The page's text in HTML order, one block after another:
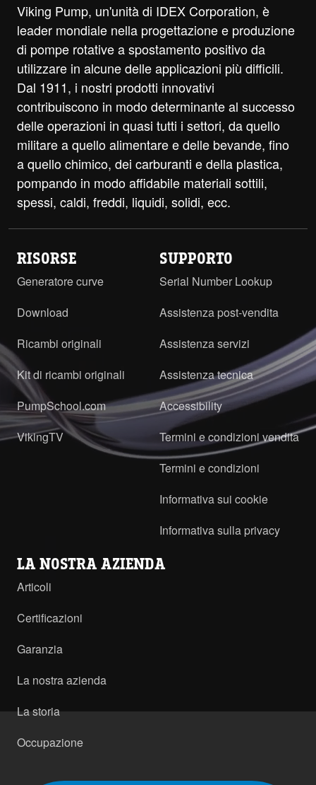
Viking Pump, un'unità di IDEX Corporation, è
leader mondiale nella progettazione e produzione
di pompe rotative a spostamento positivo da
utilizzare in alcune delle applicazioni più difficili.
Dal 1911, i nostri prodotti innovativi
contribuiscono in modo determinante al successo
delle operazioni in quasi tutti i settori, da quello
militare a quello alimentare e delle bevande, fino
a quello chimico, dei carburanti e della plastica,
pompando in modo affidabile materiali sottili,
spessi, caldi, freddi, liquidi, solidi, ecc.
RISORSE
Generatore curve
Download
Ricambi originali
Kit di ricambi originali
PumpSchool.com
VikingTV
SUPPORTO
Serial Number Lookup
Assistenza post-vendita
Assistenza servizi
Assistenza tecnica
Accessibility
Termini e condizioni vendita
Termini e condizioni
Informativa sui cookie
Informativa sulla privacy
LA NOSTRA AZIENDA
Articoli
Certificazioni
Garanzia
La nostra azienda
La storia
Occupazione